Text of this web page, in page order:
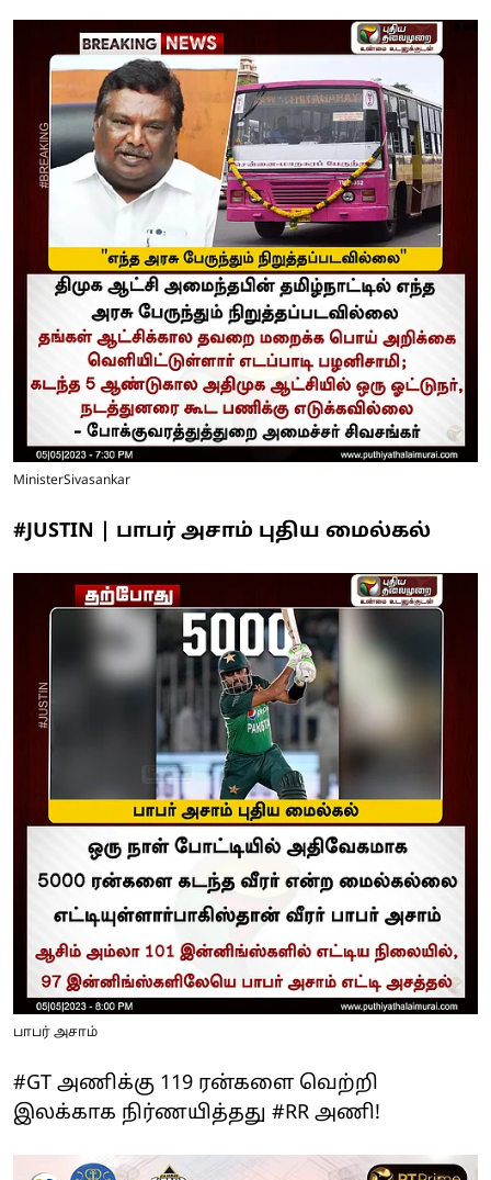
MinisterSivasankar
#JUSTIN | பாபர் அசாம் புதிய மைல்கல்
பாபர் அசாம்
#GT அணிக்கு 119 ரன்களை வெற்றி
இலக்காக நிர்ணயித்தது #RR அணி!